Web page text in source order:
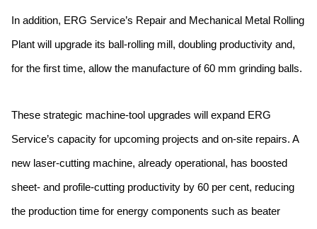
In addition, ERG Service’s Repair and Mechanical Metal Rolling
Plant will upgrade its ball-rolling mill, doubling productivity and,
for the first time, allow the manufacture of 60 mm grinding balls.
These strategic machine-tool upgrades will expand ERG
Service’s capacity for upcoming projects and on-site repairs. A
new laser-cutting machine, already operational, has boosted
sheet- and profile-cutting productivity by 60 per cent, reducing
the production time for energy components such as beater